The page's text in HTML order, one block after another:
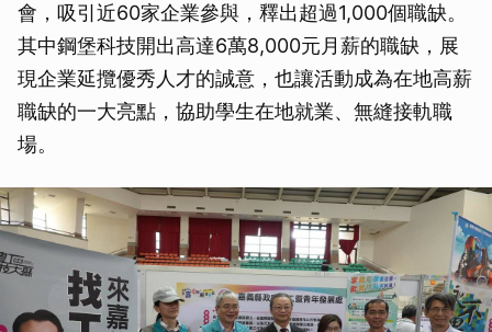
會，吸引近60家企業參與，釋出超過1,000個職缺。
其中鋼堡科技開出高達6萬8,000元月薪的職缺，展
現企業延攬優秀人才的誠意，也讓活動成為在地高薪
職缺的一大亮點，協助學生在地就業、無縫接軌職
場。